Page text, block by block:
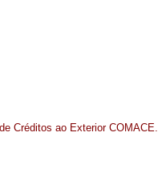
Créditos ao Exterior COMACE.